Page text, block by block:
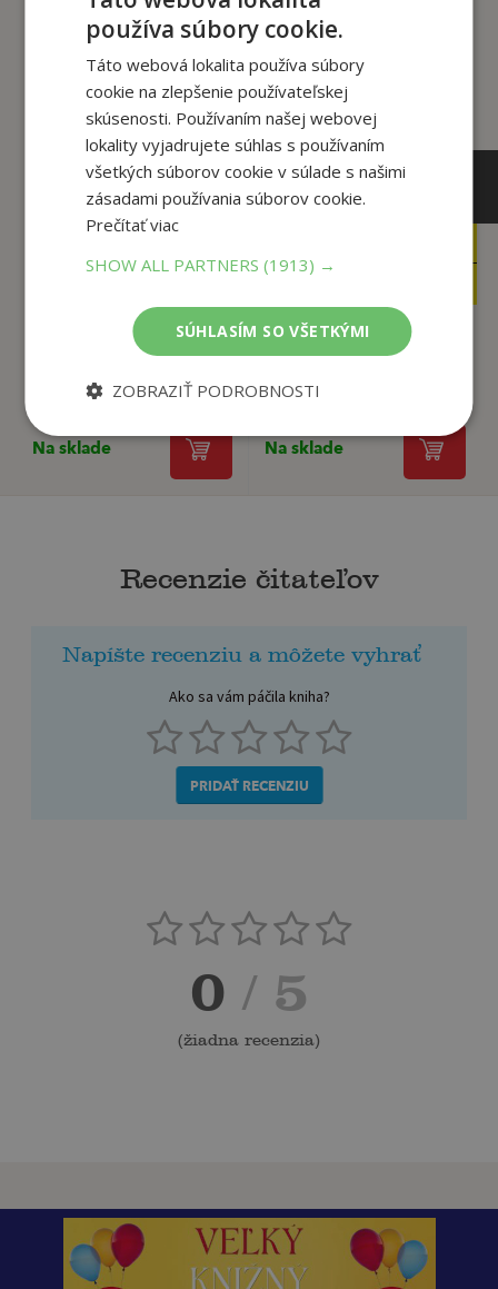
Zákazníci, ktorí si kúpili
tento titul si tiež kúpili
45
Aurel Hrabušický
Na sklade
Aurel Hrabušický
Na sklade
Recenzie čitateľov
Napíšte recenziu a môžete vyhrať
Ako sa vám páčila kniha?
PRIDAŤ RECENZIU
0 / 5
(žiadna recenzia)
používa súbory cookie.
Táto webová lokalita používa súbory
cookie na zlepšenie používateľskej
skúsenosti. Používaním našej webovej
lokality vyjadrujete súhlas s používaním
všetkých súborov cookie v súlade s našimi
zásadami používania súborov cookie.
Prečítať viac
SHOW ALL PARTNERS(1913) →
SÚHLASÍM SO VŠETKÝMI
ZOBRAZIŤ PODROBNOSTI